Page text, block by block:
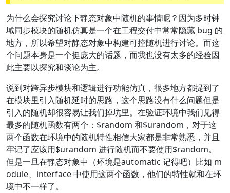
为什么会探究讨论下静态对象中随机的事情呢？因为多时钟
域同步模块的随机仿真是一个在工程交付中常常隐藏 bug 的
地方，所以希望对静态对象中构建可控随机进行讨论。而这
个问题本身是一个挺庞大的话题，而我也没有太多的经验因
此主要以探究和谈论为主。
说到对跨异步模块和逻辑进行功能仿真，很多地方都提到了
在模块里引入随机延时的思路，这个思路没有什么问题但是
引入的随机却很容易让我们掉坑里。在验证环境中我们见得
最多的随机函数有两个： $random 和$urandom，对于这
两个函数在环境中的随机特性相信大家都是非常熟悉，并且
牢记了应该用$urandom 进行随机而不要使用$random。
但是一旦在静态对象中（环境是automatic 记得吧）比如 m
odule、interface 中使用这两个函数，他们的特性就和在环
境中不一样了。